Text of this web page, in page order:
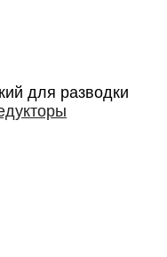
для разводки